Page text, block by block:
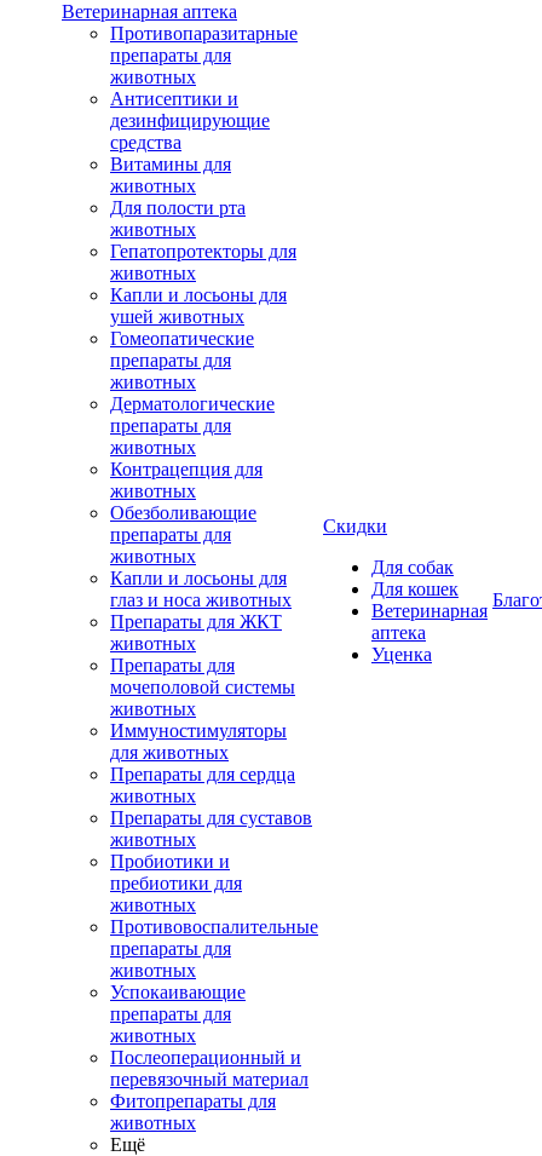
Ветеринарная аптека
Противопаразитарные
препараты для
животных
Антисептики и
дезинфицирующие
средства
Витамины для
животных
Для полости рта
животных
Гепатопротекторы для
животных
Капли и лосьоны для
ушей животных
Гомеопатические
препараты для
животных
Дерматологические
препараты для
животных
Контрацепция для
животных
Обезболивающие
препараты для
животных
Капли и лосьоны для
глаз и носа животных
Препараты для ЖКТ
животных
Препараты для
мочеполовой системы
животных
Иммуностимуляторы
для животных
Препараты для сердца
животных
Препараты для суставов
животных
Пробиотики и
пребиотики для
животных
Противовоспалительные
препараты для
животных
Успокаивающие
препараты для
животных
Послеоперационный и
перевязочный материал
Фитопрепараты для
животных
Ещё
Скидки
Для собак
Для кошек
Ветеринарная
аптека
Уценка